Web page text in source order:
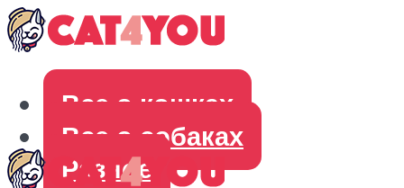
Все о кошках
Все о собаках
Разное